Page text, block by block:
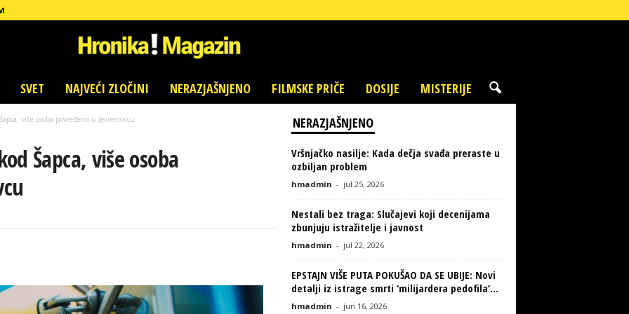
SVET NAJVEĆI ZLOČINI NERAZJAŠNJENO FILMSKE PRIČE DOSIJE MISTERIJE
više osoba povređeno u Jevremovcu
Šapca, više osoba
NERAZJAŠNJENO
Vršnjačko nasilje: Kada dečja svađa preraste u
ozbiljan problem
hmadmin - jul 25, 2026
Nestali bez traga: Slučajevi koji decenijama
zbunjuju istražitelje i javnost
hmadmin - jul 22, 2026
EPSTAJN VIŠE PUTA POKUŠAO DA SE UBIJE: Novi
detalji iz istrage smrti ‘milijardera pedofila’...
hmadmin - jun 16, 2026